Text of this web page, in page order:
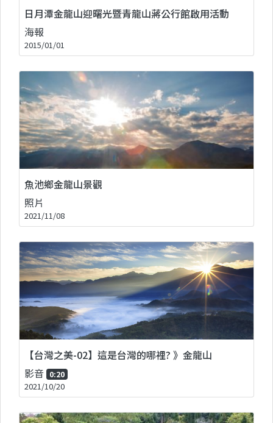
日月潭金龍山迎曙光暨青龍山蔣公行館啟用活動
海報
2015/01/01
魚池鄉金龍山景觀
照片
2021/11/08
【台灣之美-02】這是台灣的哪裡? 》金龍山
影音 0:20
2021/10/20